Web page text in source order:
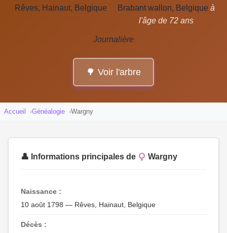
Rêves, Hainaut, Belgique
Brabant wallon, Belgique à
l'âge de 72 ans
Journalière
🌳 Voir l'arbre
Accueil Généalogie Wargny
👤 Informations principales de Wargny
Naissance :
10 août 1798 — Rêves, Hainaut, Belgique
Décès :